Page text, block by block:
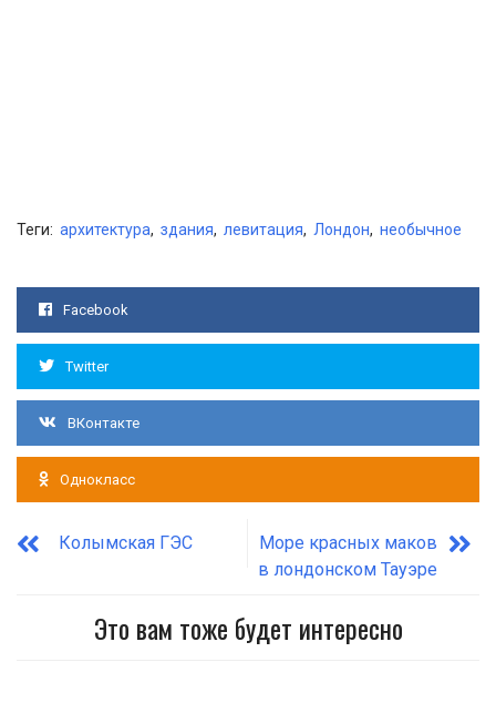
Теги: архитектура, здания, левитация, Лондон, необычное
Facebook
Twitter
ВКонтакте
Однокласс
Колымская ГЭС
Море красных маков
в лондонском Тауэре
Это вам тоже будет интересно